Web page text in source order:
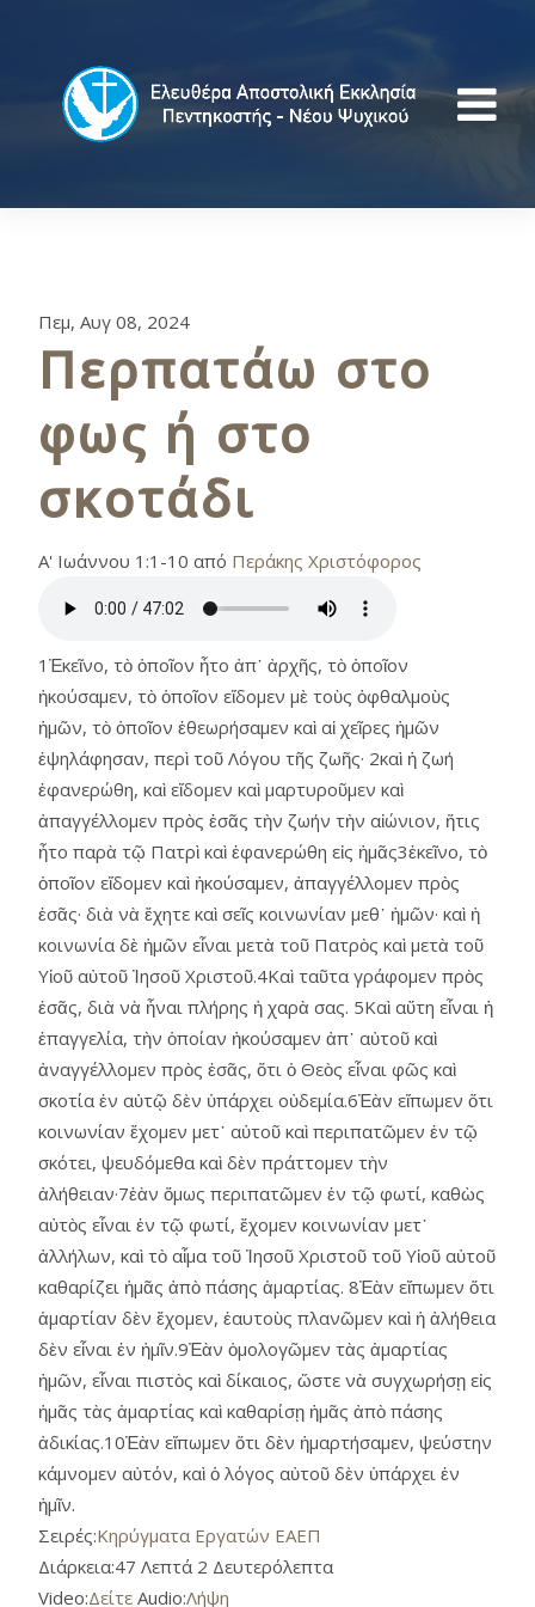
Πεμ, Αυγ 08, 2024
Περπατάω στο
φως ή στο
σκοτάδι
Α' Ιωάννου 1:1-10 από Περάκης Χριστόφορος
1Ἐκεῖνο, τὸ ὁποῖον ἦτο ἀπ᾿ ἀρχῆς, τὸ ὁποῖον
ἠκούσαμεν, τὸ ὁποῖον εἴδομεν μὲ τοὺς ὀφθαλμοὺς
ἡμῶν, τὸ ὁποῖον ἐθεωρήσαμεν καὶ αἱ χεῖρες ἡμῶν
ἐψηλάφησαν, περὶ τοῦ Λόγου τῆς ζωῆς· 2καὶ ἡ ζωή
ἐφανερώθη, καὶ εἴδομεν καὶ μαρτυροῦμεν καὶ
ἀπαγγέλλομεν πρὸς ἐσᾶς τὴν ζωήν τὴν αἰώνιον, ἥτις
ἦτο παρὰ τῷ Πατρὶ καὶ ἐφανερώθη εἰς ἡμᾶς3ἐκεῖνο, τὸ
ὁποῖον εἴδομεν καὶ ἠκούσαμεν, ἀπαγγέλλομεν πρὸς
ἐσᾶς· διὰ νὰ ἔχητε καὶ σεῖς κοινωνίαν μεθ᾿ ἡμῶν· καὶ ἡ
κοινωνία δὲ ἡμῶν εἶναι μετὰ τοῦ Πατρὸς καὶ μετὰ τοῦ
Υἱοῦ αὐτοῦ Ἰησοῦ Χριστοῦ.4Καὶ ταῦτα γράφομεν πρὸς
ἐσᾶς, διὰ νὰ ἦναι πλήρης ἡ χαρὰ σας. 5Καὶ αὕτη εἶναι ἡ
ἐπαγγελία, τὴν ὁποίαν ἠκούσαμεν ἀπ᾿ αὐτοῦ καὶ
ἀναγγέλλομεν πρὸς ἐσᾶς, ὅτι ὁ Θεὸς εἶναι φῶς καὶ
σκοτία ἐν αὐτῷ δὲν ὑπάρχει οὐδεμία.6Ἐὰν εἴπωμεν ὅτι
κοινωνίαν ἔχομεν μετ᾿ αὐτοῦ καὶ περιπατῶμεν ἐν τῷ
σκότει, ψευδόμεθα καὶ δὲν πράττομεν τὴν
ἀλήθειαν·7ἐὰν ὅμως περιπατῶμεν ἐν τῷ φωτί, καθὼς
αὐτὸς εἶναι ἐν τῷ φωτί, ἔχομεν κοινωνίαν μετ᾿
ἀλλήλων, καὶ τὸ αἷμα τοῦ Ἰησοῦ Χριστοῦ τοῦ Υἱοῦ αὐτοῦ
καθαρίζει ἡμᾶς ἀπὸ πάσης ἁμαρτίας. 8Ἐὰν εἴπωμεν ὅτι
ἁμαρτίαν δὲν ἔχομεν, ἑαυτοὺς πλανῶμεν καὶ ἡ ἀλήθεια
δὲν εἶναι ἐν ἡμῖν.9Ἐὰν ὁμολογῶμεν τὰς ἁμαρτίας
ἡμῶν, εἶναι πιστὸς καὶ δίκαιος, ὥστε νὰ συγχωρήσῃ εἰς
ἡμᾶς τὰς ἁμαρτίας καὶ καθαρίσῃ ἡμᾶς ἀπὸ πάσης
ἀδικίας.10Ἐὰν εἴπωμεν ὅτι δὲν ἡμαρτήσαμεν, ψεύστην
κάμνομεν αὐτόν, καὶ ὁ λόγος αὐτοῦ δὲν ὑπάρχει ἐν
ἡμῖν.
Σειρές:Κηρύγματα Εργατών ΕΑΕΠ
Διάρκεια:47 Λεπτά 2 Δευτερόλεπτα
Video:Δείτε Audio:Λήψη